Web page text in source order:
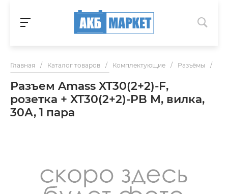
Главная / Каталог товаров / Комплектующие / Разъёмы /
Разъем Amass XT30(2+2)-F,
розетка + XT30(2+2)-PB M, вилка,
30А, 1 пара